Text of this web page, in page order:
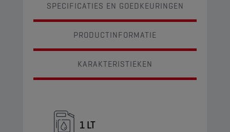
SPECIFICATIES EN GOEDKEURINGEN
PRODUCTINFORMATIE
KARAKTERISTIEKEN
1 LT